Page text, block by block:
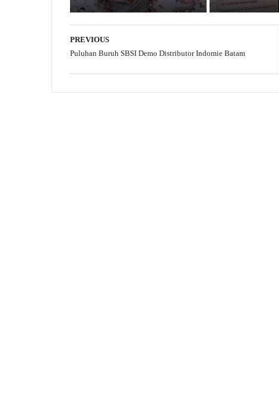
PREVIOUS
Puluhan Buruh SBSI Demo Distributor Indomie Batam